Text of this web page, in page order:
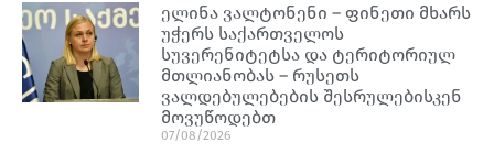
ელინა ვალტონენი – ფინეთი მხარს
უჭერს საქართველოს
სუვერენიტეტსა და ტერიტორიულ
მთლიანობას – რუსეთს
ვალდებულებების შესრულებისკენ
მოვუწოდებთ
07/08/2026